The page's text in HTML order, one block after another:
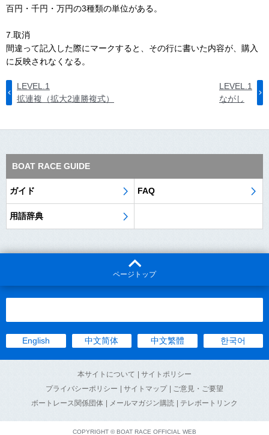
百円・千円・万円の3種類の単位がある。
7.取消
間違って記入した際にマークすると、その行に書いた内容が、購入
に反映されなくなる。
LEVEL.1
拡連複（拡大2連勝複式）
LEVEL.1
ながし
BOAT RACE GUIDE
ガイド FAQ
用語辞典
ページトップ
English 中文简体 中文繁體 한국어
本サイトについて
| サイトポリシー
プライバシーポリシー
| サイトマップ
| ご意見・ご要望
ボートレース関係団体
| メールマガジン購読 | テレボートリンク
COPYRIGHT © BOAT RACE OFFICIAL WEB